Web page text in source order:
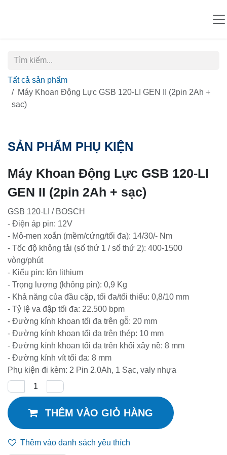
Tất cả sản phẩm
Máy Khoan Động Lực GSB 120-LI GEN II (2pin 2Ah +
sạc)
SẢN PHẨM PHỤ KIỆN
Máy Khoan Động Lực GSB 120-LI
GEN II (2pin 2Ah + sạc)
GSB 120-LI / BOSCH
- Điện áp pin: 12V
- Mô-men xoắn (mềm/cứng/tối đa): 14/30/- Nm
- Tốc độ không tải (số thứ 1 / số thứ 2): 400-1500
vòng/phút
- Kiểu pin: Iôn lithium
- Trọng lượng (không pin): 0,9 Kg
- Khả năng của đầu cặp, tối đa/tối thiểu: 0,8/10 mm
- Tỷ lệ va đập tối đa: 22.500 bpm
- Đường kính khoan tối đa trên gỗ: 20 mm
- Đường kính khoan tối đa trên thép: 10 mm
- Đường kính khoan tối đa trên khối xây nề: 8 mm
- Đường kính vít tối đa: 8 mm
Phụ kiện đi kèm: 2 Pin 2.0Ah, 1 Sạc, valy nhựa
THÊM VÀO GIỎ HÀNG
Thêm vào danh sách yêu thích